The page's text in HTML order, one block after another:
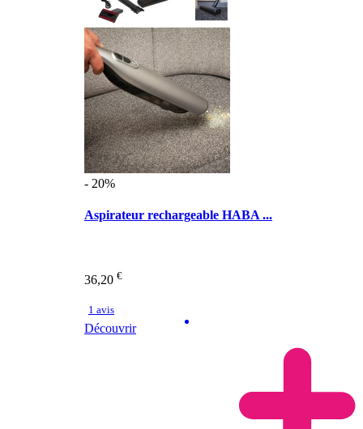
- 20%
Aspirateur rechargeable HABA ...
36,20 €
1 avis
Découvrir